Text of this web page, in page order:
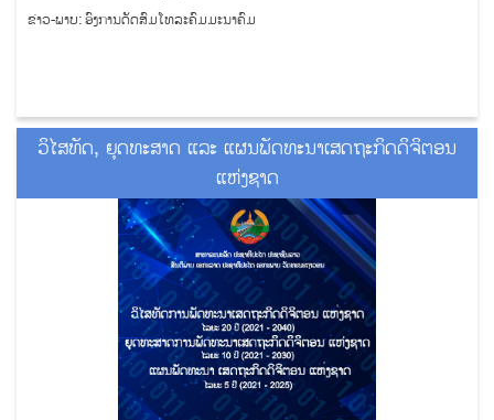
ຂ່າວ-ພາບ: ອົງການດັດສົມໂທລະຄົມມະນາຄົມ
ວິໄສທັດ, ຍຸດທະສາດ ແລະ ແຜນພັດທະນາເສດຖະກິດດິຈິຕອນ
ແຫ່ງຊາດ